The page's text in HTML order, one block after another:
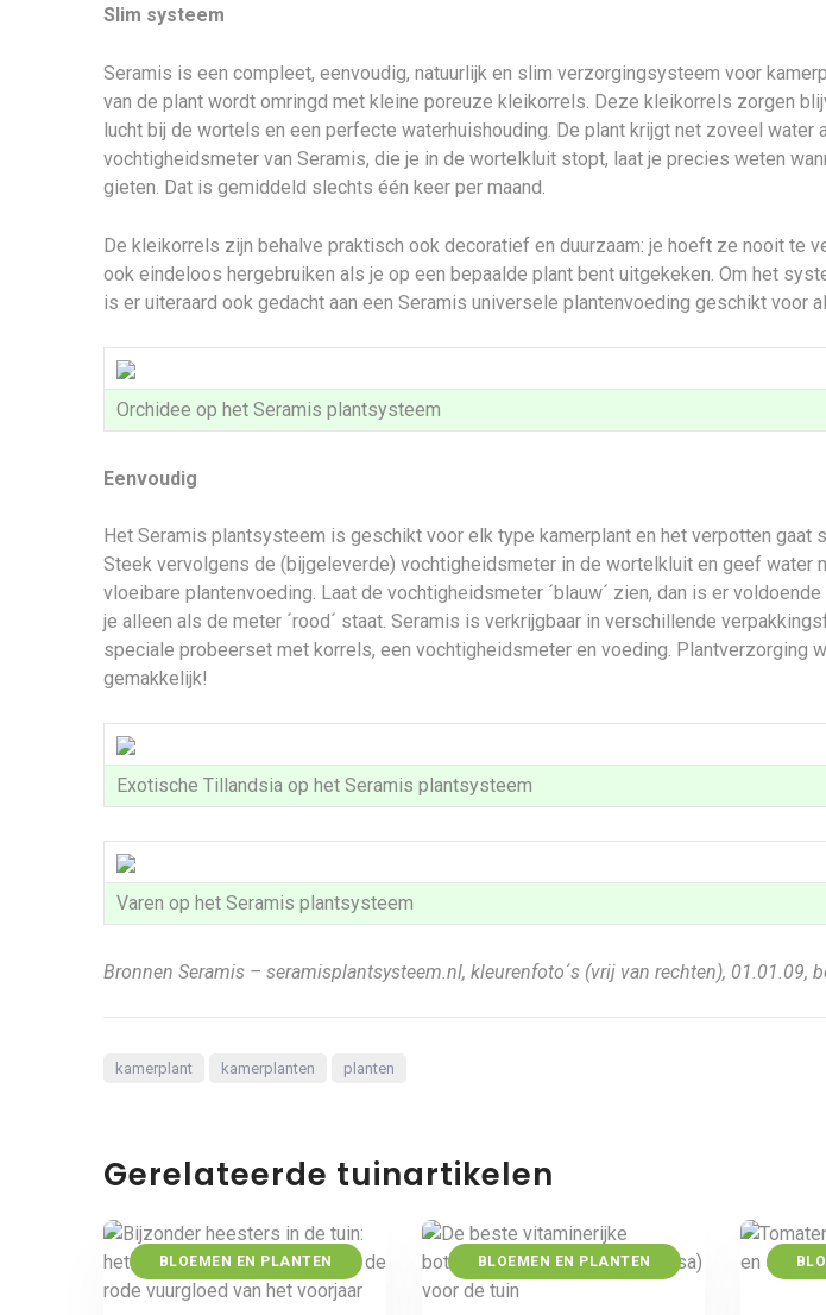
Slim systeem
Seramis is een compleet, eenvoudig, natuurlijk en slim verzorgingsysteem voor
van de plant wordt omringd met kleine poreuze kleikorrels. Deze kleikorrels zorgen
lucht bij de wortels en een perfecte waterhuishouding. De plant krijgt net zoveel water
vochtigheidsmeter van Seramis, die je in de wortelkluit stopt, laat je precies weten
gieten. Dat is gemiddeld slechts één keer per maand.
De kleikorrels zijn behalve praktisch ook decoratief en duurzaam: je hoeft ze nooit te
ook eindeloos hergebruiken als je op een bepaalde plant bent uitgekeken. Om het
is er uiteraard ook gedacht aan een Seramis universele plantenvoeding geschikt voor
Orchidee op het Seramis plantsysteem
Eenvoudig
Het Seramis plantsysteem is geschikt voor elk type kamerplant en het verpotten gaat
Steek vervolgens de (bijgeleverde) vochtigheidsmeter in de wortelkluit en geef water
vloeibare plantenvoeding. Laat de vochtigheidsmeter ´blauw´ zien, dan is er
je alleen als de meter ´rood´ staat. Seramis is verkrijgbaar in verschillende
speciale probeerset met korrels, een vochtigheidsmeter en voeding. Plantverzorging
gemakkelijk!
Exotische Tillandsia op het Seramis plantsysteem
Varen op het Seramis plantsysteem
Bronnen Seramis – seramisplantsysteem.nl, kleurenfoto´s (vrij van rechten), 01.01.09,
kamerplant kamerplanten planten
Gerelateerde tuinartikelen
BLOEMEN EN PLANTEN BLOEMEN EN PLANTEN